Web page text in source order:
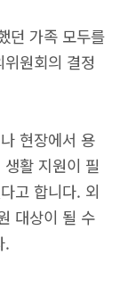
던 가족 모두를
원회의 결정
현장에서 용
활 지원이 필
고 합니다. 외
대상이 될 수
.